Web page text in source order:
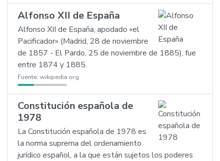
Alfonso XII de España
Alfonso XII de España, apodado «el
Pacificador» (Madrid, 28 de noviembre
de 1857 - El Pardo, 25 de noviembre de 1885), fue
entre 1874 y 1885.
Fuente: wikipedia.org
Constitución española de
1978
La Constitución española de 1978 es
la norma suprema del ordenamiento
jurídico español, a la que están sujetos los poderes